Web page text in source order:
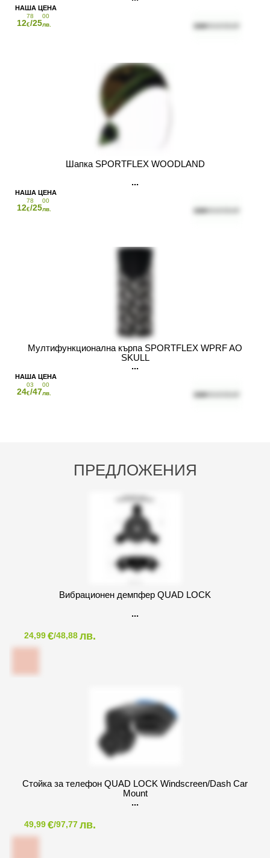
ПРЕДЛОЖЕНИЯ
Вибрационен демпфер QUAD LOCK
24,99€/48,88лв.
Стойка за телефон QUAD LOCK Windscreen/Dash Car
Mount
49,99€/97,77лв.
12
78
€/25
00
лв.
Шапка SPORTFLEX WOODLAND
12
78
€/25
00
лв.
Мултифункционална кърпа SPORTFLEX WPRF AO
SKULL
24
03
€/47
00
лв.